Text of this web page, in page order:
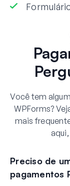
Você tem
WPForms?
mais
Preciso de
pagamentos